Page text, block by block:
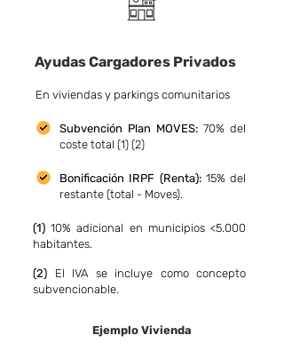
Ayudas Cargadores Privados
En viviendas y parkings comunitarios
Subvención Plan MOVES: 70% del
coste total (1) (2)
Bonificación IRPF (Renta):15% del
restante (total - Moves).
(1) 10% adicional en municipios <5.000
habitantes.
(2) El IVA se incluye como concepto
subvencionable.
Ejemplo Vivienda